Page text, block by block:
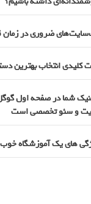
ضروری در زمان
کلیدی انتخاب بهترین
شما در صفحه اول
و سئو تخصصی است
های یک آموزشگاه